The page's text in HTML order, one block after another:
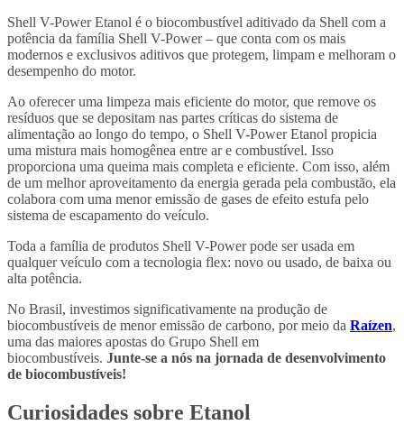
Shell V-Power Etanol é o biocombustível aditivado da Shell com a
potência da família Shell V-Power – que conta com os mais
modernos e exclusivos aditivos que protegem, limpam e melhoram o
desempenho do motor.
Ao oferecer uma limpeza mais eficiente do motor, que remove os
resíduos que se depositam nas partes críticas do sistema de
alimentação ao longo do tempo, o Shell V-Power Etanol propicia
uma mistura mais homogênea entre ar e combustível. Isso
proporciona uma queima mais completa e eficiente. Com isso, além
de um melhor aproveitamento da energia gerada pela combustão, ela
colabora com uma menor emissão de gases de efeito estufa pelo
sistema de escapamento do veículo.
Toda a família de produtos Shell V-Power pode ser usada em
qualquer veículo com a tecnologia flex: novo ou usado, de baixa ou
alta potência.
No Brasil, investimos significativamente na produção de
biocombustíveis de menor emissão de carbono, por meio da Raízen,
uma das maiores apostas do Grupo Shell em
biocombustíveis. Junte-se a nós na jornada de desenvolvimento
de biocombustíveis!
Curiosidades sobre Etanol